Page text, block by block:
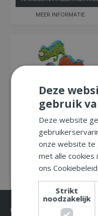
MEER INFORMATIE
Rango
€17,
MEER INFORMATIE
INFORMEER NAAR
Openingstijden
Deze
gebruik
Deze website
onze website te
met alle
ons Cookiebeleid.
Strikt
noodzakelijk